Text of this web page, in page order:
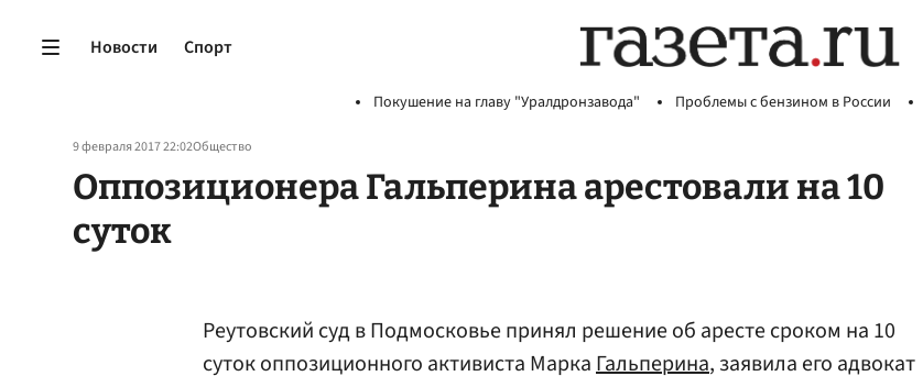
Новости Спорт
Покушение на главу "Уралдронзавода" Проблемы с бензином в России
9 февраля 2017 22:02Общество
Оппозиционера Гальперина арестовали на 10
суток
Реутовский суд в Подмосковье принял решение об аресте сроком на 10
суток оппозиционного активиста МаркаГальперина, заявила его адвокат